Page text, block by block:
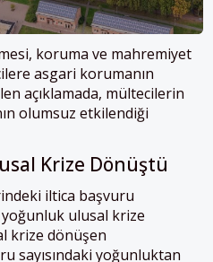
koruma ve mahremiyet
asgari korumanın
açıklamada, mültecilerin
olumsuz etkilendiği
Krize Dönüştü
iltica başvuru
ulusal krize
krize dönüşen
sayısındaki yoğunluktan